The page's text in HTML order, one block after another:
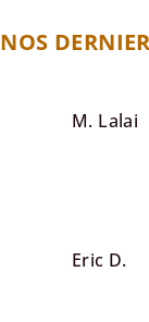
NOS
M. Lalai
Eric D.